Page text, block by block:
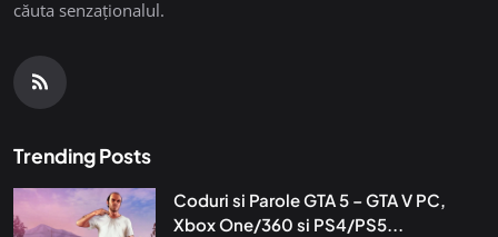
căuta senzaționalul.
Trending Posts
Coduri si Parole GTA 5 – GTA V PC,
Xbox One/360 si PS4/PS5...